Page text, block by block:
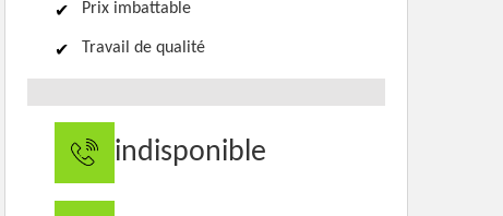
Prix imbattable
Travail de qualité
indisponible